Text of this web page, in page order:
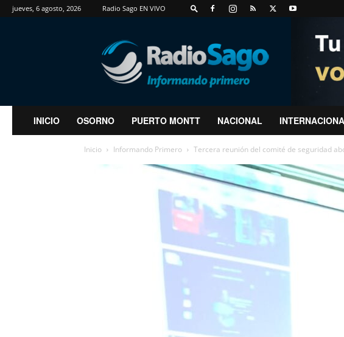
jueves, 6 agosto, 2026 Radio Sago EN VIVO
RadioSago
INICIO OSORNO PUERTO MONTT NACIONAL
Inicio Informando Primero Tercera reunión del comité de seguridad